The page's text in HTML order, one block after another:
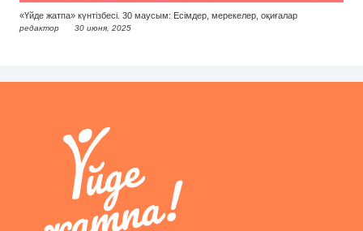
«Үйде жатпа» күнтізбесі. 30 маусым: Есімдер, мерекелер, оқиғалар
редактор 30 июня, 2025